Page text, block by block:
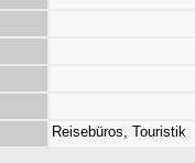
Reisebüros, Touristik